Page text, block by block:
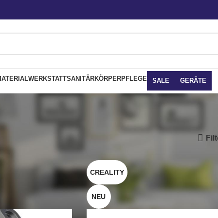
WERKSTATTSANITÄRKÖRPERPFLEGE SALE GERÄTE
CREALITY
NEU